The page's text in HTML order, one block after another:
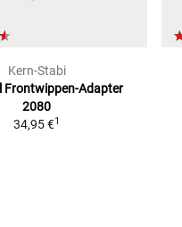
Kern-Stabi
Frontwippen-Adapter
2080
34,95 €1